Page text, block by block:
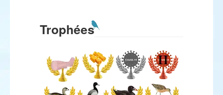
Trophées